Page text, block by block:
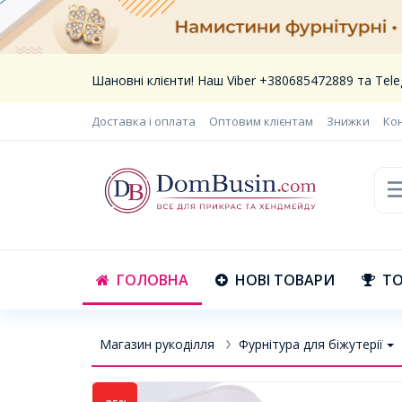
Шановні клієнти! Наш Viber +380685472889 та
Доставка і оплата Оптовим клієнтам Знижки
ГОЛОВНА НОВІ ТОВАРИ
Магазин рукоділля Фурнітура для біжутерії